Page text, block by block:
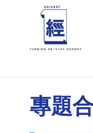
專題